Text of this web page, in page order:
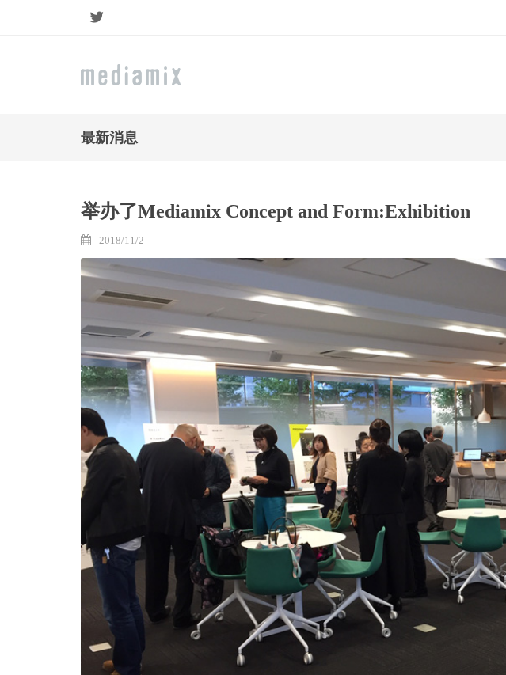
最新消息
举办了Mediamix Concept and Form:Exhibition
2018/11/2
公开「客户使用感想」
更新了Mediamix的标志
客户采访视频